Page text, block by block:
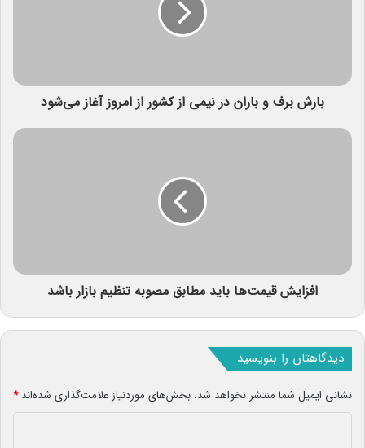
بارش برف و باران در نیمی از کشور از امروز آغاز می‌شود
افزایش قیمت‌ها باید مطابق مصوبه تنظیم بازار باشد
دیدگاهتان را بنویسید
نشانی ایمیل شما منتشر نخواهد شد. بخش‌های موردنیاز علامت‌گذاری شده‌اند*